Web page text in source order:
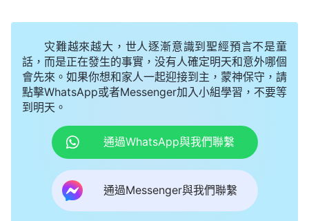
教會安排什麽本分都是根據工作的需要，作為受造之
物該有的理智就是順服，于是我就答應去了。剛開始
我有點意願想把本分盡好，但因我的情形没有真正扭
轉，一臨到事又被顯明了。一次，我得知一個姊妹做
帶領被撤换後有了一些認識悔改没多久又被選為帶
領，我心裏就很羡慕，「神怎麽那麽恩待她，給了她
這麽好的素質？我跟她年齡相仿，却因為素質差永遠
失去了做帶領的機會，以後只能是一個微不足道的組
灾難越來越大，世人逐漸意識到聖經預言不是童
話，而是正在發生的事實，没有人確定明天和意外哪個
會先來。如果你想和家人一起迎接到主，蒙神保守，請
點擊WhatsApp或者Messenger加入小組學習，不要等
到明天。
通過WhatsApp與我們聯繫
通過Messenger與我們聯繫